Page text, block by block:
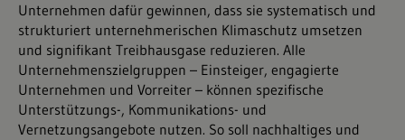
Unternehmen dafür gewinnen, dass sie systematisch und
strukturiert unternehmerischen Klimaschutz umsetzen
und signifikant Treibhausgase reduzieren. Alle
Unternehmenszielgruppen – Einsteiger, engagierte
Unternehmen und Vorreiter – können spezifische
Unterstützungs-, Kommunikations- und
Vernetzungsangebote nutzen. So soll nachhaltiges und